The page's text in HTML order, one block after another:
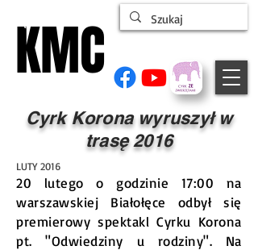
KMC
KMC
Cyrk Korona wyruszył w
trasę 2016
LUTY 2016
20 lutego o godzinie 17:00 na
warszawskiej Białołęce odbył się
premierowy spektakl Cyrku Korona
pt. "Odwiedziny u rodziny". Na